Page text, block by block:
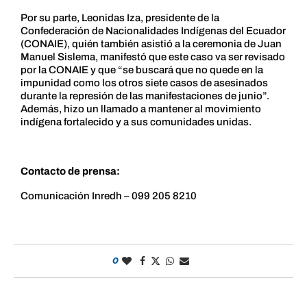
Por su parte, Leonidas Iza, presidente de la
Confederación de Nacionalidades Indígenas del Ecuador
(CONAIE), quién también asistió a la ceremonia de Juan
Manuel Sislema, manifestó que este caso va ser revisado
por la CONAIE y que “se buscará que no quede en la
impunidad como los otros siete casos de asesinados
durante la represión de las manifestaciones de junio”.
Además, hizo un llamado a mantener al movimiento
indígena fortalecido y a sus comunidades unidas.
Contacto de prensa:
Comunicación Inredh – 099 205 8210
0